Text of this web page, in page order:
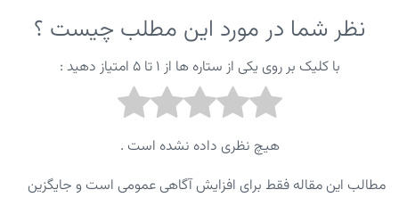
نظر شما در مورد این مطلب چیست ؟
با کلیک بر روی یکی از ستاره ها از ۱ تا ۵ امتیاز دهید :
هیچ نظری داده نشده است .
مطالب این مقاله فقط برای افزایش آگاهی عمومی است و جایگزین